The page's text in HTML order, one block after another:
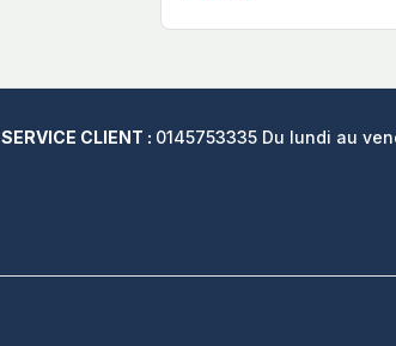
SERVICE CLIENT : 0145753335 Du lundi au